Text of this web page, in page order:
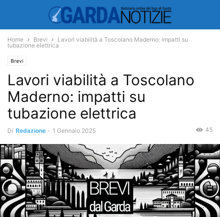
Home Brevi
Lavori viabilità a Toscolano Maderno: impatti su
tubazione elettrica
Brevi
Lavori viabilità a Toscolano
Maderno: impatti su
tubazione elettrica
Di Redazione - 1 Gennaio 2025 45